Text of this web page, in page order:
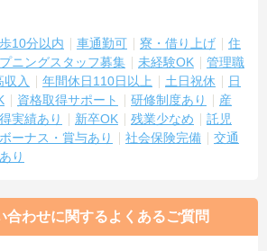
10分以内 車通勤可 寮・借り上げ
住
ニングスタッフ募集 未経験OK
管理職
収入 年間休日110日以上 土日祝休
日
資格取得サポート 研修制度あり
産
実績あり
新卒OK 残業少なめ
託児
ボーナス・賞与あり 社会保険完備
交通
り
合わせに関するよくあるご質問